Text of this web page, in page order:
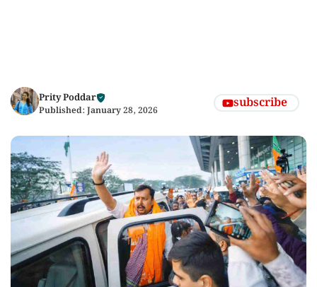
Prity Poddar
Published: January 28, 2026 subscribe